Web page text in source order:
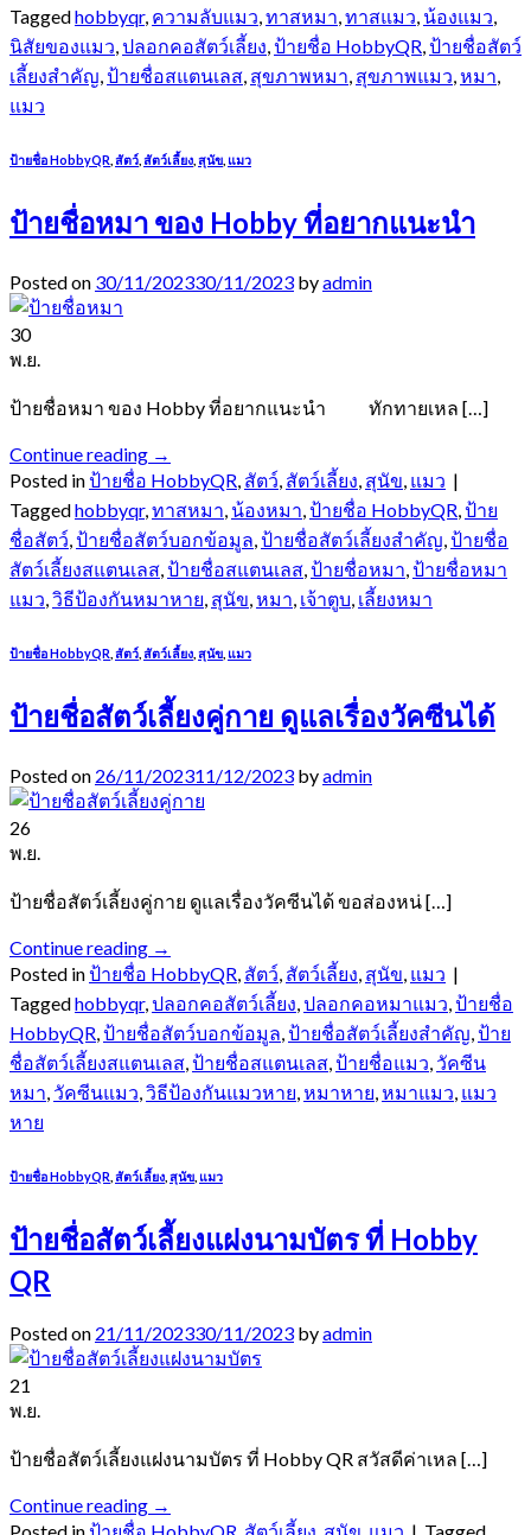
Taggedhobbyqr, ความลับแมว,ทาสหมา,ทาสแมว, น้องแมว,
นิสัยของแมว,ปลอกคอสัตว์เลี้ยง,ป้ายชื่อ HobbyQR,ป้ายชื่อสัตว์
เลี้ยงสำคัญ,ป้ายชื่อสแตนเลส, สุขภาพหมา, สุขภาพแมว,หมา,
แมว
ป้ายชื่อ HobbyQR สัตว์ สัตว์เลี้ยง สุนัข แมว
ป้ายชื่อหมา ของ Hobby ที่อยากแนะนำ
Posted on 30/11/202330/11/2023 byadmin
30
พ.ย.
ป้ายชื่อหมา ของ Hobby ที่อยากแนะนำ ทักทายเหล […]
Continue reading →
Posted inป้ายชื่อ HobbyQR, สัตว์, สัตว์เลี้ยง, สุนัข, แมว |
Taggedhobbyqr,ทาสหมา, น้องหมา,ป้ายชื่อ HobbyQR,ป้าย
ชื่อสัตว์,ป้ายชื่อสัตว์บอกข้อมูล,ป้ายชื่อสัตว์เลี้ยงสำคัญ,ป้ายชื่อ
สัตว์เลี้ยงสแตนเลส,ป้ายชื่อสแตนเลส,ป้ายชื่อหมา,ป้ายชื่อหมา
แมว,วิธีป้องกันหมาหาย, สุนัข,หมา, เจ้าตูบ, เลี้ยงหมา
ป้ายชื่อ HobbyQR สัตว์ สัตว์เลี้ยง สุนัข แมว
ป้ายชื่อสัตว์เลี้ยงคู่กาย ดูแลเรื่องวัคซีนได้
Posted on 26/11/202311/12/2023 byadmin
26
พ.ย.
ป้ายชื่อสัตว์เลี้ยงคู่กาย ดูแลเรื่องวัคซีนได้ ขอส่องหน่ […]
Continue reading →
Posted inป้ายชื่อ HobbyQR, สัตว์, สัตว์เลี้ยง, สุนัข, แมว |
Taggedhobbyqr,ปลอกคอสัตว์เลี้ยง,ปลอกคอหมาแมว,ป้ายชื่อ
HobbyQR,ป้ายชื่อสัตว์บอกข้อมูล,ป้ายชื่อสัตว์เลี้ยงสำคัญ,ป้าย
ชื่อสัตว์เลี้ยงสแตนเลส,ป้ายชื่อสแตนเลส,ป้ายชื่อแมว, วัคซีน
หมา, วัคซีนแมว,วิธีป้องกันแมวหาย,หมาหาย,หมาแมว, แมว
หาย
ป้ายชื่อ HobbyQR สัตว์เลี้ยง สุนัข แมว
ป้ายชื่อสัตว์เลี้ยงแฝงนามบัตร ที่ Hobby
QR
Posted on 21/11/202330/11/2023 byadmin
21
พ.ย.
ป้ายชื่อสัตว์เลี้ยงแฝงนามบัตร ที่ Hobby QR สวัสดีค่าเหล […]
Continue reading →